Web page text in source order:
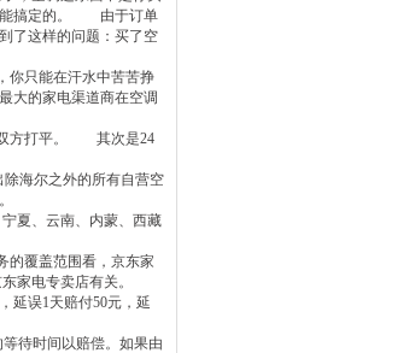
能搞定的。 由于订单
了这样的问题：买了空
你只能在汗水中苦苦挣
大的家电渠道商在空调
双方打平。 其次是24
海尔之外的所有自营空
夏、云南、内蒙、西藏
的覆盖范围看，京东家
东家电专卖店有关。
延误1天赔付50元，延
待时间以赔偿。如果由